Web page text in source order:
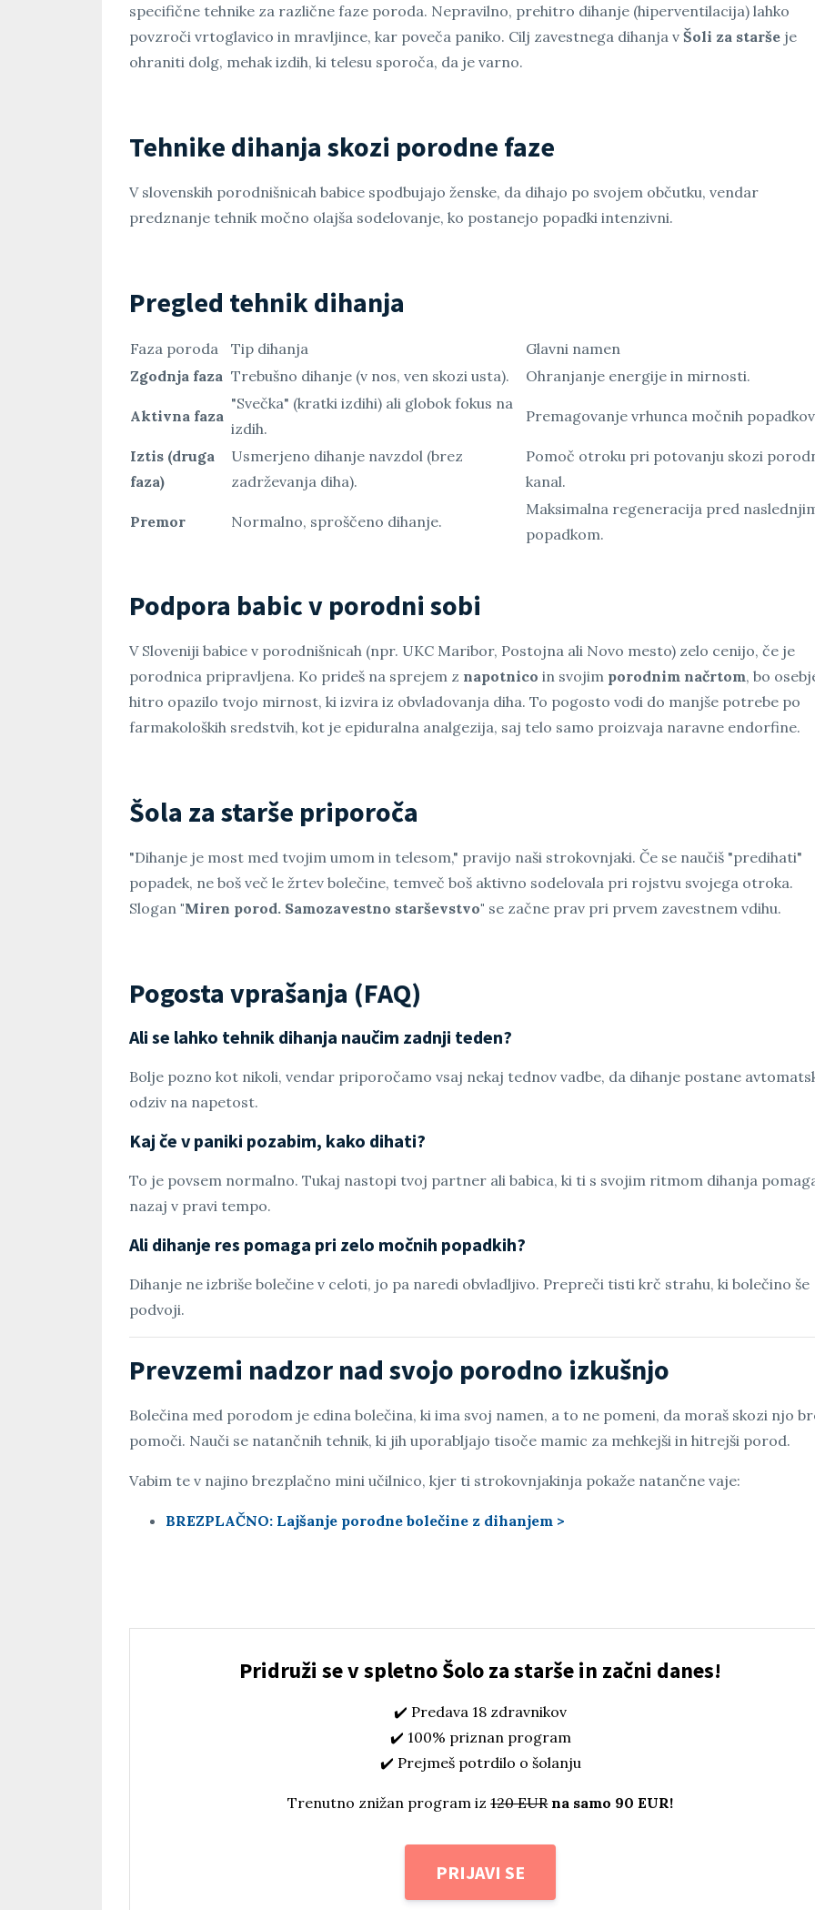
specifične tehnike za različne faze poroda. Nepravilno, prehitro dihanje (hiperventilacija) lahko
povzroči vrtoglavico in mravljince, kar poveča paniko. Cilj zavestnega dihanja v Šoli za starše je
ohraniti dolg, mehak izdih, ki telesu sporoča, da je varno.
Tehnike dihanja skozi porodne faze
V slovenskih porodnišnicah babice spodbujajo ženske, da dihajo po svojem občutku, vendar
predznanje tehnik močno olajša sodelovanje, ko postanejo popadki intenzivni.
Pregled tehnik dihanja
Faza poroda Tip dihanja
Glavni namen
Zgodnja faza Trebušno dihanje (v nos, ven skozi usta). Ohranjanje energije in mirnosti.
Aktivna faza
"Svečka" (kratki izdihi) ali globok fokus na
izdih.
Premagovanje vrhunca močnih
Iztis (druga
faza)
Usmerjeno dihanje navzdol (brez
zadrževanja diha).
Pomoč otroku pri potovanju skozi
kanal.
Premor Normalno, sproščeno dihanje.
Maksimalna regeneracija pred
popadkom.
Podpora babic v porodni sobi
V Sloveniji babice v porodnišnicah (npr. UKC Maribor, Postojna ali Novo mesto) zelo cenijo, če je
porodnica pripravljena. Ko prideš na sprejem z napotnico in svojim porodnim načrtom, bo
hitro opazilo tvojo mirnost, ki izvira iz obvladovanja diha. To pogosto vodi do manjše potrebe po
farmakoloških sredstvih, kot je epiduralna analgezija, saj telo samo proizvaja naravne endorfine.
Šola za starše priporoča
"Dihanje je most med tvojim umom in telesom," pravijo naši strokovnjaki. Če se naučiš "predihati"
popadek, ne boš več le žrtev bolečine, temveč boš aktivno sodelovala pri rojstvu svojega otroka.
Slogan "Miren porod. Samozavestno starševstvo" se začne prav pri prvem zavestnem vdihu.
Pogosta vprašanja (FAQ)
Ali se lahko tehnik dihanja naučim zadnji teden?
Bolje pozno kot nikoli, vendar priporočamo vsaj nekaj tednov vadbe, da dihanje postane
odziv na napetost.
Kaj če v paniki pozabim, kako dihati?
To je povsem normalno. Tukaj nastopi tvoj partner ali babica, ki ti s svojim ritmom dihanja
nazaj v pravi tempo.
Ali dihanje res pomaga pri zelo močnih popadkih?
Dihanje ne izbriše bolečine v celoti, jo pa naredi obvladljivo. Prepreči tisti krč strahu, ki bolečino še
podvoji.
Prevzemi nadzor nad svojo porodno izkušnjo
Bolečina med porodom je edina bolečina, ki ima svoj namen, a to ne pomeni, da moraš skozi njo
pomoči. Nauči se natančnih tehnik, ki jih uporabljajo tisoče mamic za mehkejši in hitrejši porod.
Vabim te v najino brezplačno mini učilnico, kjer ti strokovnjakinja pokaže natančne vaje:
BREZPLAČNO: Lajšanje porodne bolečine z dihanjem >
Pridruži se v spletno Šolo za starše in začni danes!
✔️ Predava 18 zdravnikov
✔️ 100% priznan program
✔️ Prejmeš potrdilo o šolanju
Trenutno znižan program iz120 EUR na samo 90 EUR!
PRIJAVI SE